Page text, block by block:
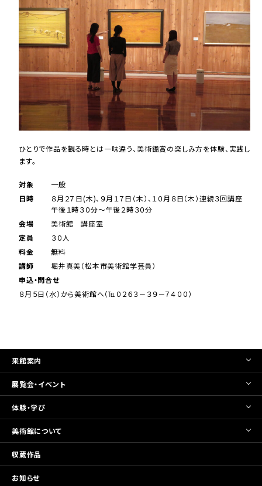
ひとりで作品を観る時とは一味違う、美術鑑賞の楽しみ方を体験、実践し
ます。
対象
一般
日時
８月２７日(木)、９月１７日（木）、１０月８日（木）連続３回講座
午後１時３０分～午後２時３０分
会場
美術館 講座室
定員
３０人
料金
無料
講師
堀井真美（松本市美術館学芸員）
申込・問合せ
８月５日（水）から美術館へ（℡０２６３－３９－７４００）
お知らせ
来館案内
展覧会・イベント
体験・学び
美術館について
収蔵作品